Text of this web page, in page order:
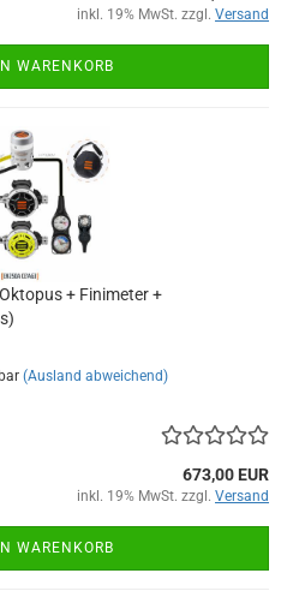
inkl. 19% MwSt. zzgl. Versand
WARENKORB
+ Finimeter +
(Ausland abweichend)
673,00 EUR
inkl. 19% MwSt. zzgl. Versand
WARENKORB